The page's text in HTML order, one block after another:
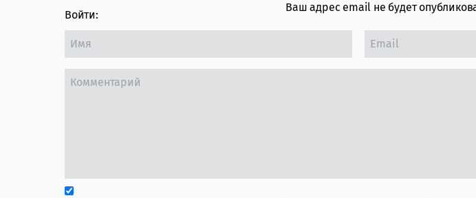
Войти:
Ваш адрес email не будет